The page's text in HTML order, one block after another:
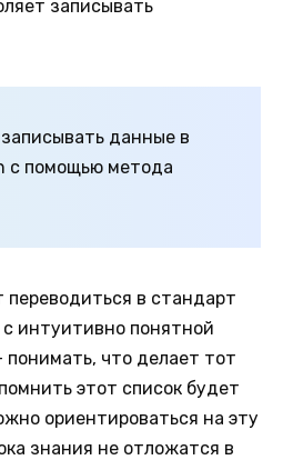
записывать
данные в
с помощью метода
в стандарт
интуитивно понятной
понимать, что делает тот
этот список будет
ориентироваться на эту
знания не отложатся в